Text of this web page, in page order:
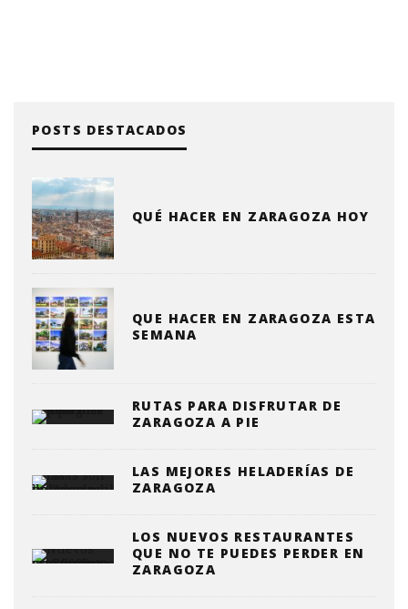
POSTS DESTACADOS
QUÉ HACER EN ZARAGOZA HOY
QUE HACER EN ZARAGOZA ESTA
SEMANA
RUTAS PARA DISFRUTAR DE
ZARAGOZA A PIE
LAS MEJORES HELADERÍAS DE
ZARAGOZA
LOS NUEVOS RESTAURANTES
QUE NO TE PUEDES PERDER EN
ZARAGOZA